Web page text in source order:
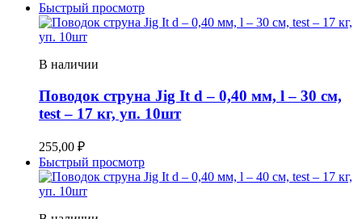
Быстрый просмотр
В наличии
Поводок струна Jig It d – 0,40 мм, l – 30 см,
test – 17 кг, уп. 10шт
255,00 ₽
Быстрый просмотр